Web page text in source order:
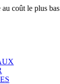
coût le plus bas